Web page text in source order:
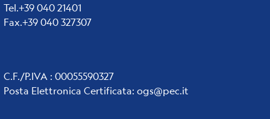
Tel.+39 040 21401
Fax.+39 040 327307
C.F./P.IVA : 00055590327
Posta Elettronica Certificata: ogs@pec.it